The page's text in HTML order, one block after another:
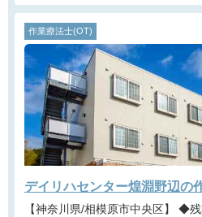
作業療法士(OT)
デイリハセンター煌淵野辺の
【神奈川県/相模原市中央区】 ◆残業ほぼなし◆プライベート